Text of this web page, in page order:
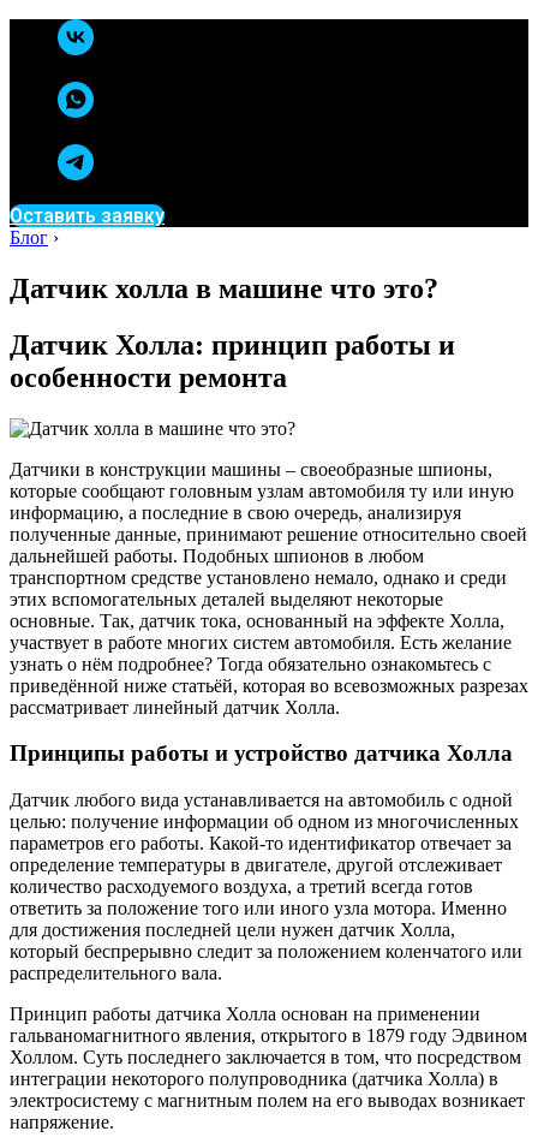
Оставить заявку
Блог ›
Датчик холла в машине что это?
Датчик Холла: принцип работы и
особенности ремонта
Датчики в конструкции машины – своеобразные шпионы,
которые сообщают головным узлам автомобиля ту или иную
информацию, а последние в свою очередь, анализируя
полученные данные, принимают решение относительно своей
дальнейшей работы. Подобных шпионов в любом
транспортном средстве установлено немало, однако и среди
этих вспомогательных деталей выделяют некоторые
основные. Так, датчик тока, основанный на эффекте Холла,
участвует в работе многих систем автомобиля. Есть желание
узнать о нём подробнее? Тогда обязательно ознакомьтесь с
приведённой ниже статьёй, которая во всевозможных разрезах
рассматривает линейный датчик Холла.
Принципы работы и устройство датчика Холла
Датчик любого вида устанавливается на автомобиль с одной
целью: получение информации об одном из многочисленных
параметров его работы. Какой-то идентификатор отвечает за
определение температуры в двигателе, другой отслеживает
количество расходуемого воздуха, а третий всегда готов
ответить за положение того или иного узла мотора. Именно
для достижения последней цели нужен датчик Холла,
который беспрерывно следит за положением коленчатого или
распределительного вала.
Принцип работы датчика Холла основан на применении
гальваномагнитного явления, открытого в 1879 году Эдвином
Холлом. Суть последнего заключается в том, что посредством
интеграции некоторого полупроводника (датчика Холла) в
электросистему с магнитным полем на его выводах возникает
напряжение.